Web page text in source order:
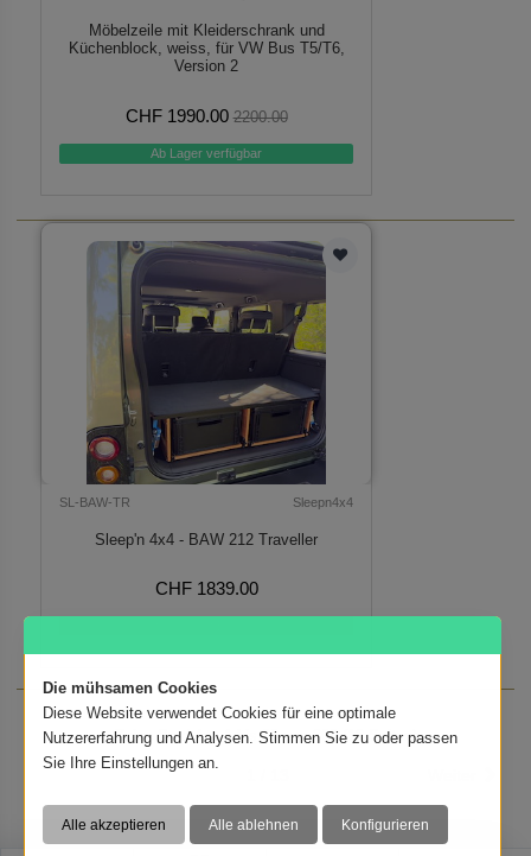
Möbelzeile mit Kleiderschrank und
Küchenblock, weiss, für VW Bus T5/T6,
Version 2
CHF 1990.00 2200.00
Ab Lager verfügbar
SL-BAW-TR Sleepn4x4
Sleep'n 4x4 - BAW 212 Traveller
CHF 1839.00
Zeige Produkte 1 bis 30 von 368 (13 Seiten)
Die mühsamen Cookies
Diese Website verwendet Cookies für eine optimale
Nutzererfahrung und Analysen. Stimmen Sie zu oder passen
Sie Ihre Einstellungen an.